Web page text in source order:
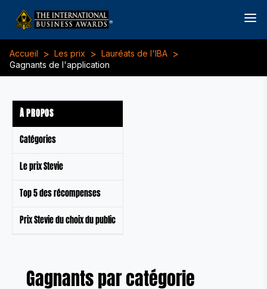
Accueil > Les prix > Lauréats de l'IBA >
Gagnants de l'application
À PROPOS
Catégories
Le prix Stevie
Top 5 des récompenses
Prix Stevie du choix du public
Gagnants par catégorie